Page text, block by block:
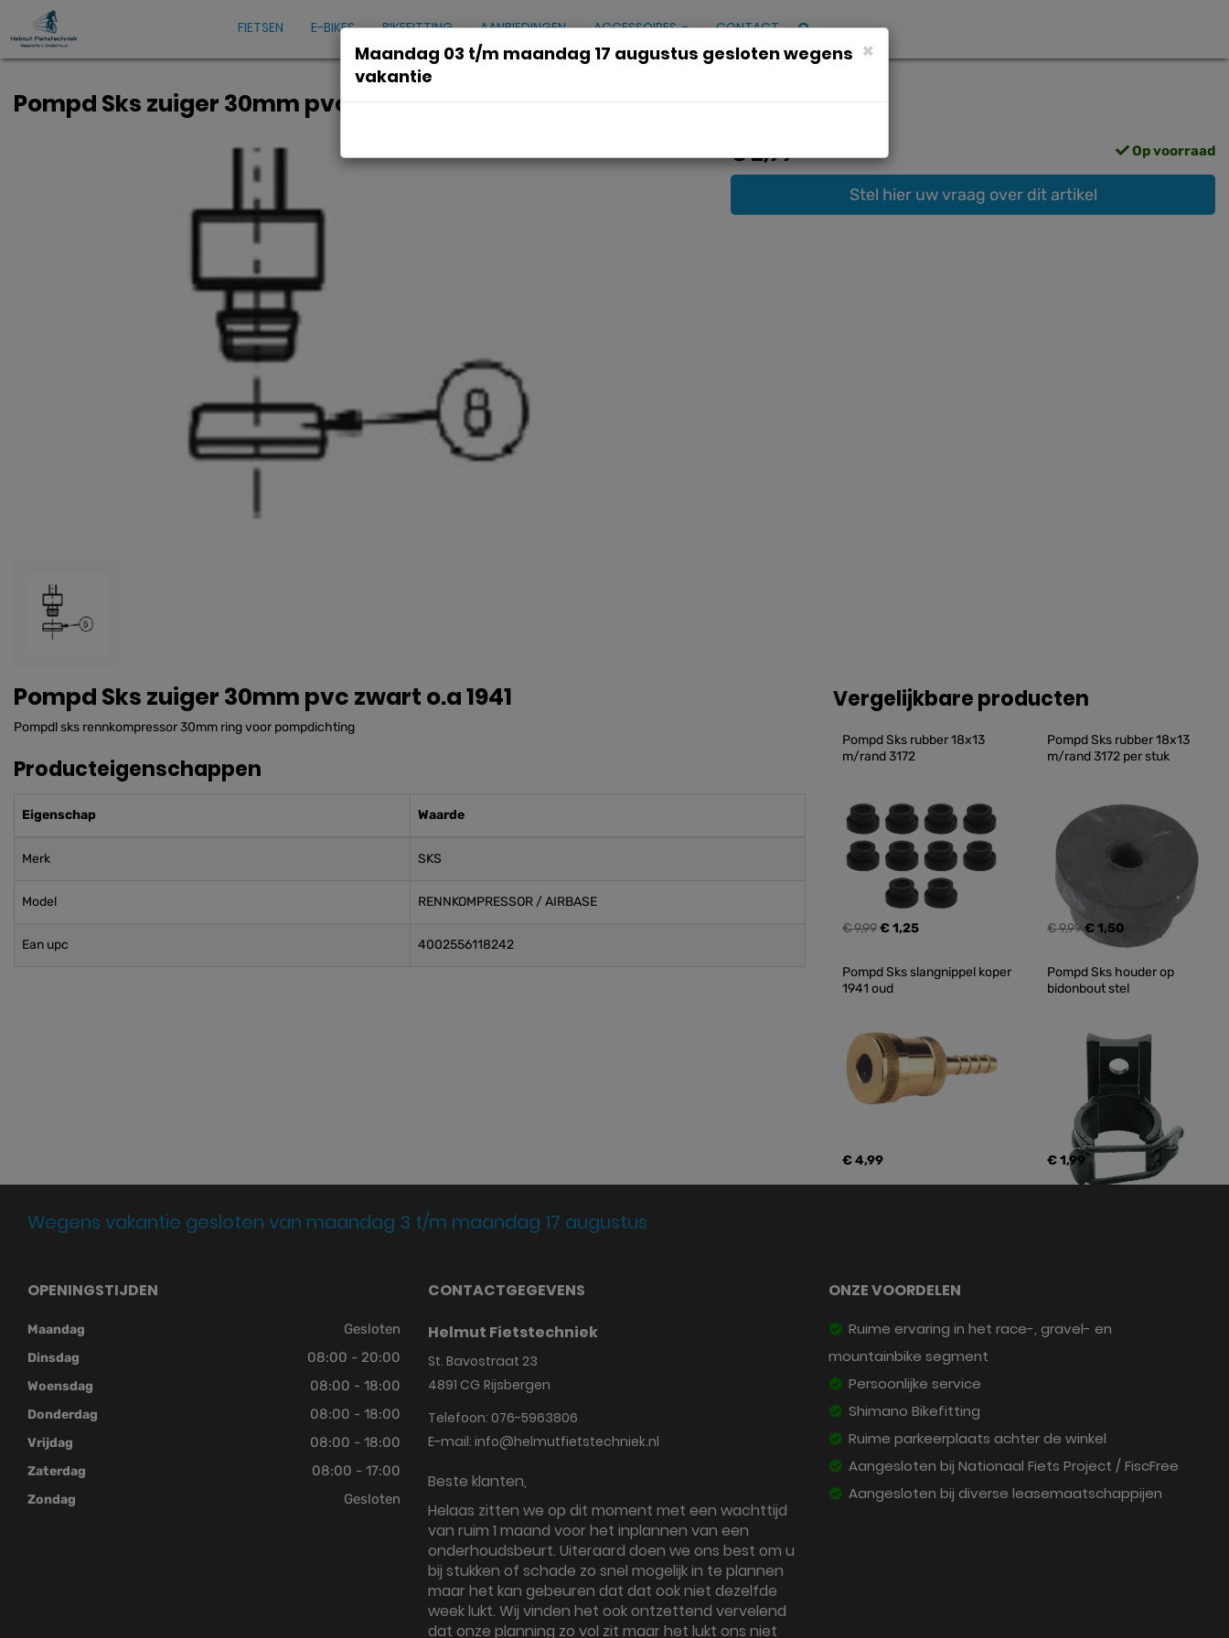
FIETSEN E-BIKES BIKEFITTING AANBIEDINGEN ACCESSOIRES CONTACT
Pompd Sks zuiger 30mm pvc zwart o.a 1941
€ 2,99 Op voorraad
Stel hier uw vraag over dit artikel
Pompd Sks zuiger 30mm pvc zwart o.a 1941
Pompdl sks rennkompressor 30mm ring voor pompdichting
Producteigenschappen
Eigenschap Waarde
Merk SKS
Model RENNKOMPRESSOR / AIRBASE
Ean upc 4002556118242
Vergelijkbare producten
Pompd Sks rubber 18x13
m/rand 3172
€ 9,99€ 1,25
Pompd Sks rubber 18x13
m/rand 3172 per stuk
€ 9,99€ 1,50
Pompd Sks slangnippel koper
1941 oud
€ 4,99
Pompd Sks houder op
bidonbout stel
€ 1,99
Wegens vakantie gesloten van maandag 3 t/m maandag 17 augustus
OPENINGSTIJDEN
Maandag Gesloten
Dinsdag 08:00 - 20:00
Woensdag 08:00 - 18:00
Donderdag 08:00 - 18:00
Vrijdag 08:00 - 18:00
Zaterdag 08:00 - 17:00
Zondag Gesloten
CONTACTGEGEVENS
Helmut Fietstechniek
St. Bavostraat 23
4891 CG Rijsbergen
Telefoon: 076-5963806
E-mail: info@helmutfietstechniek.nl
Beste klanten,
Helaas zitten we op dit moment met een wachttijd
van ruim 1 maand voor het inplannen van een
onderhoudsbeurt. Uiteraard doen we ons best om u
bij stukken of schade zo snel mogelijk in te plannen
maar het kan gebeuren dat dat ook niet dezelfde
week lukt. Wij vinden het ook ontzettend vervelend
dat onze planning zo vol zit maar het lukt ons niet
ONZE VOORDELEN
Ruime ervaring in het race-, gravel- en
mountainbike segment
Persoonlijke service
Shimano Bikefitting
Ruime parkeerplaats achter de winkel
Aangesloten bij Nationaal Fiets Project / FiscFree
Aangesloten bij diverse leasemaatschappijen
×
Maandag 03 t/m maandag 17 augustus gesloten wegens
vakantie